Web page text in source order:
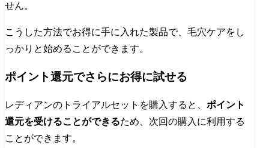
せん。
こうした方法でお得に手に入れた製品で、毛穴ケアをし
っかりと始めることができます。
ポイント還元でさらにお得に試せる
レディアンのトライアルセットを購入すると、 ポイント
還元を受けることができるため、次回の購入に利用する
ことができます。